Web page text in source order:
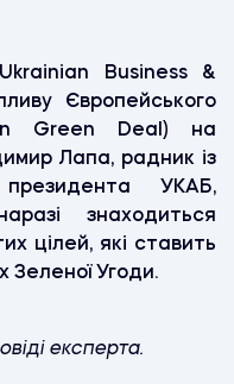
Ukrainian Business &
Європейського
Green Deal) на
Лапа, радник із
президента УКАБ,
знаходиться
цілей, які ставить
Зеленої Угоди.
експерта.